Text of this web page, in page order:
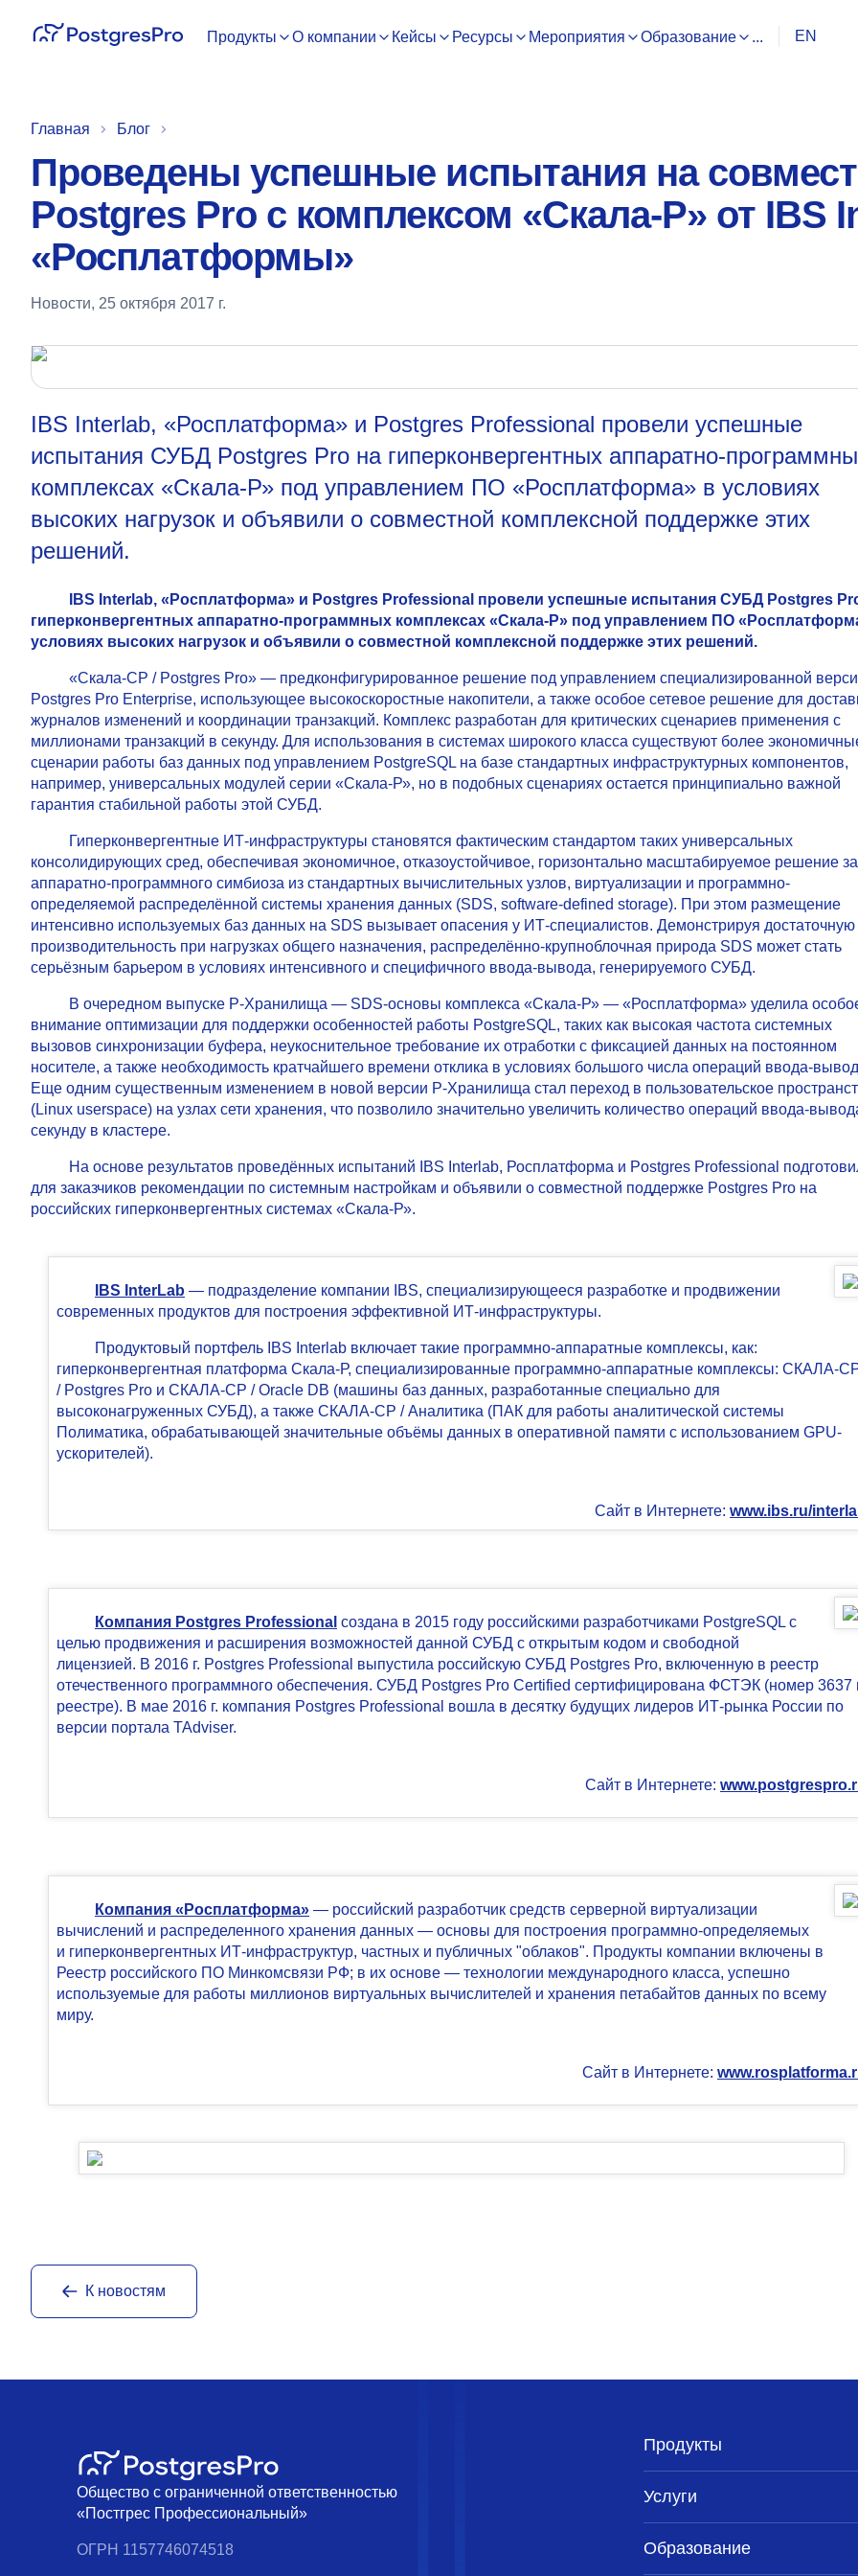
Продукты О компании Кейсы Ресурсы Мероприятия Образование ... EN
Главная Блог
Проведены успешные испытания на
Postgres Pro с комплексом «Скала-Р» от IBS
«Росплатформы»
Новости, 25 октября 2017 г.
IBS Interlab, «Росплатформа» и Postgres Professional провели успешные
испытания СУБД Postgres Pro на гиперконвергентных аппаратно-
комплексах «Скала-Р» под управлением ПО «Росплатформа» в условиях
высоких нагрузок и объявили о совместной комплексной поддержке этих
решений.
IBS Interlab, «Росплатформа» и Postgres Professional провели успешные испытания СУБД Postgres
гиперконвергентных аппаратно-программных комплексах «Скала-Р» под управлением ПО
условиях высоких нагрузок и объявили о совместной комплексной поддержке этих решений.
«Скала-СР / Postgres Pro» — предконфигурированное решение под управлением специализированной
Postgres Pro Enterprise, использующее высокоскоростные накопители, а также особое сетевое решение для
журналов изменений и координации транзакций. Комплекс разработан для критических сценариев применения с
миллионами транзакций в секунду. Для использования в системах широкого класса существуют более
сценарии работы баз данных под управлением PostgreSQL на базе стандартных инфраструктурных компонентов,
например, универсальных модулей серии «Скала-Р», но в подобных сценариях остается принципиально важной
гарантия стабильной работы этой СУБД.
Гиперконвергентные ИТ-инфраструктуры становятся фактическим стандартом таких универсальных
консолидирующих сред, обеспечивая экономичное, отказоустойчивое, горизонтально масштабируемое решение
аппаратно-программного симбиоза из стандартных вычислительных узлов, виртуализации и программно-
определяемой распределённой системы хранения данных (SDS, software-defined storage). При этом размещение
интенсивно используемых баз данных на SDS вызывает опасения у ИТ-специалистов. Демонстрируя достаточную
производительность при нагрузках общего назначения, распределённо-крупноблочная природа SDS может стать
серьёзным барьером в условиях интенсивного и специфичного ввода-вывода, генерируемого СУБД.
В очередном выпуске Р-Хранилища — SDS-основы комплекса «Скала-Р» — «Росплатформа» уделила
внимание оптимизации для поддержки особенностей работы PostgreSQL, таких как высокая частота системных
вызовов синхронизации буфера, неукоснительное требование их отработки с фиксацией данных на постоянном
носителе, а также необходимость кратчайшего времени отклика в условиях большого числа операций ввода-
Еще одним существенным изменением в новой версии Р-Хранилища стал переход в пользовательское
(Linux userspace) на узлах сети хранения, что позволило значительно увеличить количество операций ввода-
секунду в кластере.
На основе результатов проведённых испытаний IBS Interlab, Росплатформа и Postgres Professional
для заказчиков рекомендации по системным настройкам и объявили о совместной поддержке Postgres Pro на
российских гиперконвергентных системах «Скала-Р».
IBS InterLab — подразделение компании IBS, специализирующееся разработке и продвижении
современных продуктов для построения эффективной ИТ-инфраструктуры.
Продуктовый портфель IBS Interlab включает такие программно-аппаратные комплексы, как:
гиперконвергентная платформа Скала-Р, специализированные программно-аппаратные комплексы: СКАЛА-
/ Postgres Pro и СКАЛА-СР / Oracle DB (машины баз данных, разработанные специально для
высоконагруженных СУБД), а также СКАЛА-СР / Аналитика (ПАК для работы аналитической системы
Полиматика, обрабатывающей значительные объёмы данных в оперативной памяти с использованием GPU-
ускорителей).
Сайт в Интернете: www.ibs.ru/
Компания Postgres Professional создана в 2015 году российскими разработчиками PostgreSQL с
целью продвижения и расширения возможностей данной СУБД с открытым кодом и свободной
лицензией. В 2016 г. Postgres Professional выпустила российскую СУБД Postgres Pro, включенную в реестр
отечественного программного обеспечения. СУБД Postgres Pro Certified сертифицирована ФСТЭК (номер 3637
реестре). В мае 2016 г. компания Postgres Professional вошла в десятку будущих лидеров ИТ-рынка России по
версии портала TAdviser.
Сайт в Интернете:
Компания «Росплатформа» — российский разработчик средств серверной виртуализации
вычислений и распределенного хранения данных — основы для построения программно-определяемых
и гиперконвергентных ИТ-инфраструктур, частных и публичных "облаков". Продукты компании включены в
Реестр российского ПО Минкомсвязи РФ; в их основе — технологии международного класса, успешно
используемые для работы миллионов виртуальных вычислителей и хранения петабайтов данных по всему
миру.
Сайт в Интернете:
К новостям
Общество с ограниченной ответственностью
«Постгрес Профессиональный»
ОГРН 1157746074518
Продукты
Услуги
Образование